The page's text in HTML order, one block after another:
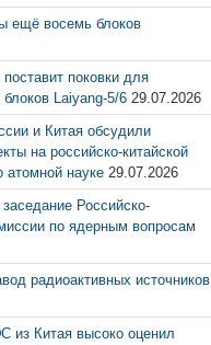
ещё восемь блоков
поковки для
блоков Laiyang-5/6 29.07.2026
и Китая обсудили
на российско-китайской
атомной науке 29.07.2026
Российско-
по ядерным вопросам
радиоактивных источников
из Китая высоко оценил